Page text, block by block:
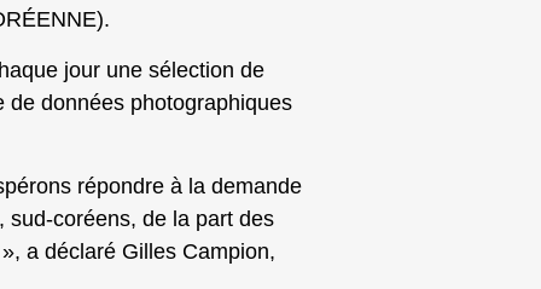
jour une sélection de
de données photographiques
répondre à la demande
sud-coréens, de la part des
a déclaré Gilles Campion,